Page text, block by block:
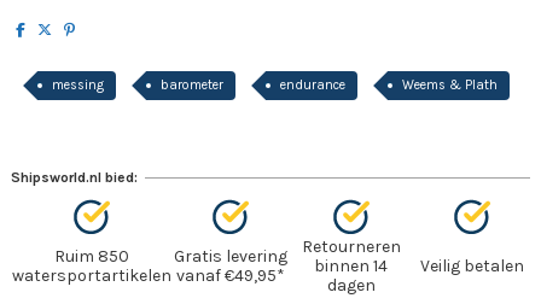
messing barometer endurance Weems & Plath
Shipsworld.nl bied:
Ruim 850
watersportartikelen
Gratis levering
vanaf €49,95*
Retourneren
binnen 14
dagen
Veilig betalen